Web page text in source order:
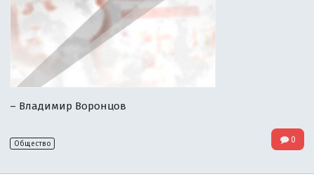
– Владимир Воронцов
Общество 0